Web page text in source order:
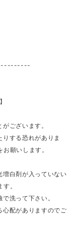
ございます。
する恐れがありま
願いします。
白剤が入っていない
。
洗って下さい。
配がありますのでご